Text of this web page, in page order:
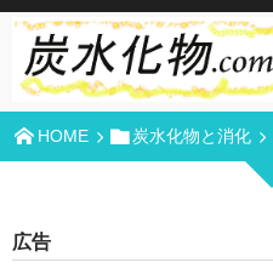
HOME 炭水化物と消化
広告